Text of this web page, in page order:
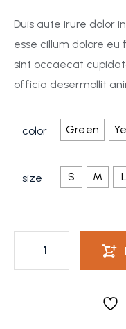
Duis aute irure dolor
esse cillum dolore
sint occaecat
officia desermollit
color Green
size S M L